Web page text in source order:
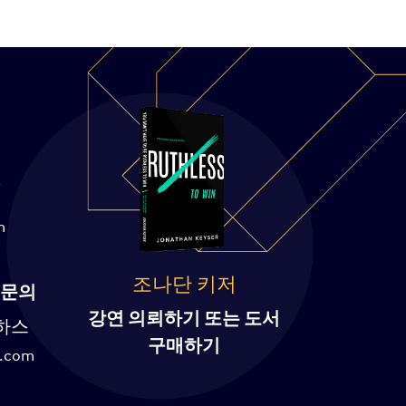
의
스
조나단 키저
강연 의뢰하기 또는 도서
구매하기